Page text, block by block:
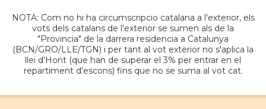
NOTA: Com no hi ha circumscripcio catalana a l'exterior, els
vots dels catalans de l'exterior se sumen als de la
"Provincia" de la darrera residencia a Catalunya
(BCN/GRO/LLE/TGN) i per tant al vot exterior no s'aplica la
llei d'Hont (que han de superar el 3% per entrar en el
repartiment d'escons) fins que no se suma al vot cat.